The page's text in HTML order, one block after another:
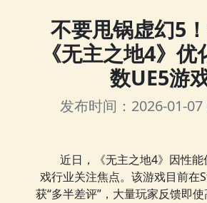
不要甩锅虚幻5
《无主之地4》
数UE5游
发布时间：2026-01-07
近日，《无主之地4》因性
戏行业关注焦点。该游戏目前在
获“多半差评”，大量玩家反馈即